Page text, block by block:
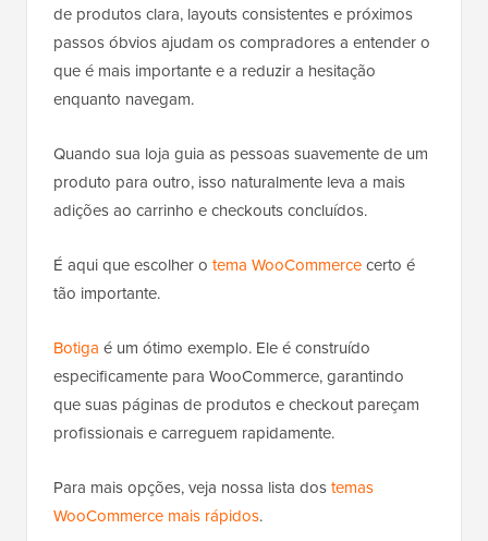
de produtos clara, layouts consistentes e próximos
passos óbvios ajudam os compradores a entender o
que é mais importante e a reduzir a hesitação
enquanto navegam.
Quando sua loja guia as pessoas suavemente de um
produto para outro, isso naturalmente leva a mais
adições ao carrinho e checkouts concluídos.
É aqui que escolher o tema WooCommercecerto é
tão importante.
Botiga é um ótimo exemplo. Ele é construído
especificamente para WooCommerce, garantindo
que suas páginas de produtos e checkout pareçam
profissionais e carreguem rapidamente.
Para mais opções, veja nossa lista dostemas
WooCommerce mais rápidos.